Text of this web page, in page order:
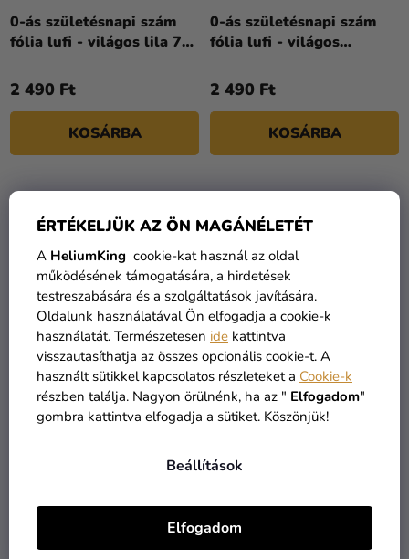
ÉRTÉKELJÜK AZ ÖN MAGÁNÉLETÉT
A HeliumKing cookie-kat használ az oldal
működésének támogatására, a hirdetések
testreszabására és a szolgáltatások javítására.
Oldalunk használatával Ön elfogadja a cookie-k
használatát. Természetesen ide kattintva
visszautasíthatja az összes opcionális cookie-t. A
használt sütikkel kapcsolatos részleteket a Cookie-k
részben találja. Nagyon örülnénk, ha az " Elfogadom"
gombra kattintva elfogadja a sütiket. Köszönjük!
Beállítások
Elfogadom
0-ás születésnapi szám
fólia lufi - világos lila 72
2 490 Ft
KOSÁRBA
0-ás születésnapi szám
fólia lufi - világos
2 490 Ft
KOSÁRBA
0-ás születésnapi szám
fólia lufi - világoskék
KOSÁRBA
0-ás születésnapi szám
fólia lufi fekete 86 cm
2 490 Ft
KOSÁRBA